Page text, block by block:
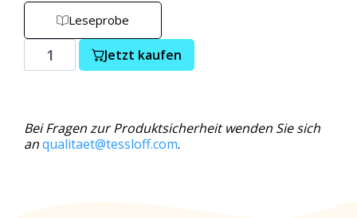
Leseprobe
Jetzt kaufen
Bei Fragen zur Produktsicherheit wenden Sie sich
anqualitaet@tessloff.com.